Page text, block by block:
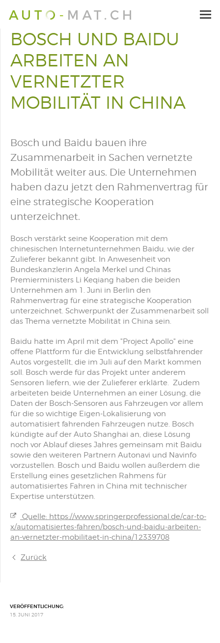
BOSCH UND BAIDU
ARBEITEN AN
VERNETZTER
MOBILITÄT IN CHINA
Bosch und Baidu bauen ihre
Zusammenarbeit in Sachen vernetzte
Mobilität weiter aus. Die Unternehmen
haben dazu jetzt den Rahmenvertrag für
eine strategische Kooperation
unterzeichnet.
Bosch verstärkt seine Kooperation mit dem
chinesischen Internetunternehmen Baidu, wie der
Zulieferer bekannt gibt. In Anwesenheit von
Bundeskanzlerin Angela Merkel und Chinas
Premierministers Li Keqiang haben die beiden
Unternehmen am 1. Juni in Berlin den
Rahmenvertrag für eine strategische Kooperation
unterzeichnet. Schwerpunkt der Zusammenarbeit soll
das Thema vernetzte Mobilität in China sein.
Baidu hatte im April mit dem "Project Apollo" eine
offene Plattform für die Entwicklung selbstfahrender
Autos vorgestellt, die im Juli auf den Markt kommen
soll. Bosch werde für das Projekt unter anderem
Sensoren liefern, wie der Zulieferer erklärte. Zudem
arbeiteten beide Unternehmen an einer Lösung, die
Daten der Bosch-Sensoren aus Fahrzeugen vor allem
für die so wichtige Eigen-Lokalisierung von
automatisiert fahrenden Fahrzeugen nutze. Bosch
kündigte auf der Auto Shanghai an, diese Lösung
noch vor Ablauf dieses Jahres gemeinsam mit Baidu
sowie den weiteren Partnern Autonavi und Navinfo
vorzustellen. Bosch und Baidu wollen außerdem die
Erstellung eines gesetzlichen Rahmens für
automatisiertes Fahren in China mit technischer
Expertise unterstützen.
Quelle: https://www.springerprofessional.de/car-to-
x/automatisiertes-fahren/bosch-und-baidu-arbeiten-
an-vernetzter-mobilitaet-in-china/12339708
Zurück
VERÖFFENTLICHUNG:
15. JUNI 2017